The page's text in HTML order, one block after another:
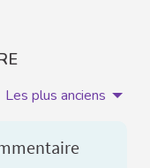
Les plus anciens